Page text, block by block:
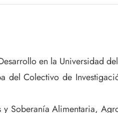
en la Universidad
del Colectivo de
Soberanía Alimentaria,